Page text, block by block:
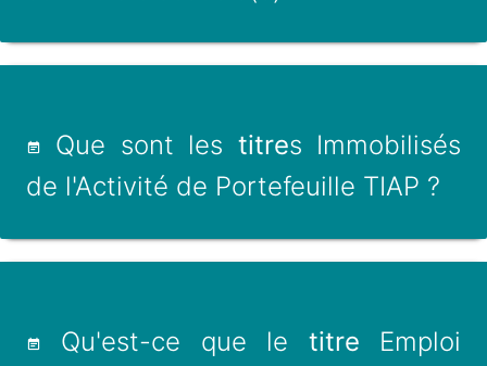
Que sont les titres Immobilisés
de l'Activité de Portefeuille TIAP ?
Qu'est-ce que le titre Emploi